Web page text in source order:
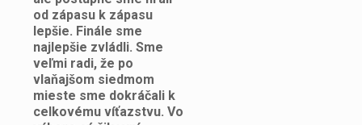
od zápasu k zápasu
lepšie. Finále sme
najlepšie zvládli. Sme
veľmi radi, že po
vlaňajšom siedmom
mieste sme dokráčali k
celkovému víťazstvu. Vo